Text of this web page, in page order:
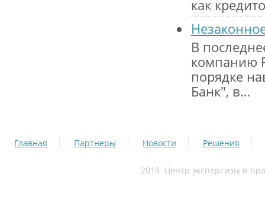
как
В
компанию
порядке
Банк", в…
Главная Партнеры Новости Решения
2019 Центр экспертизы и